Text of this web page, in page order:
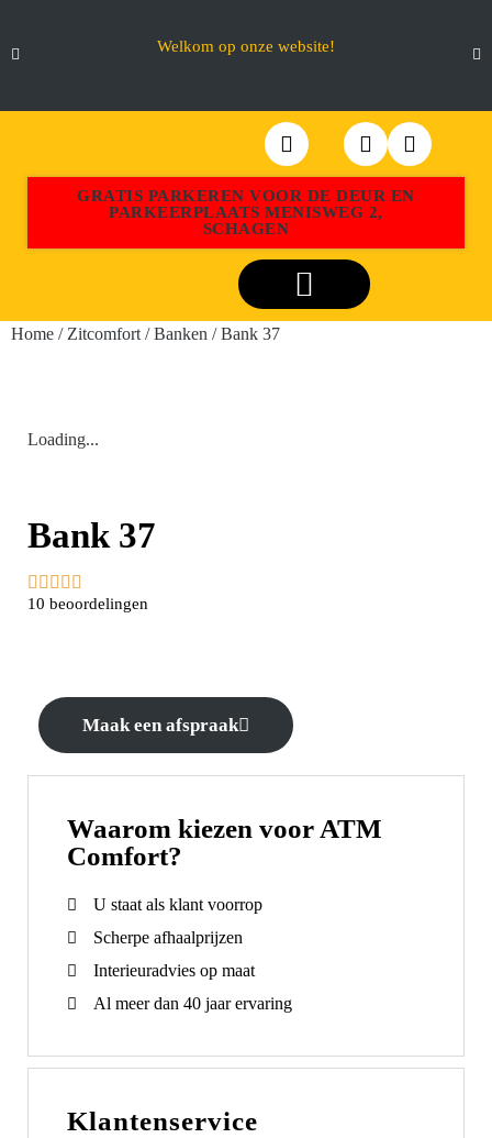
Welkom op onze website!
GRATIS PARKEREN VOOR DE DEUR EN
PARKEERPLAATS MENISWEG 2,
SCHAGEN
Home / Zitcomfort /Banken / Bank 37
Loading...
Bank 37
    
10 beoordelingen
Maak een afspraak
Waarom kiezen voor ATM
Comfort?
U staat als klant voorrop
Scherpe afhaalprijzen
Interieuradvies op maat
Al meer dan 40 jaar ervaring
Klantenservice